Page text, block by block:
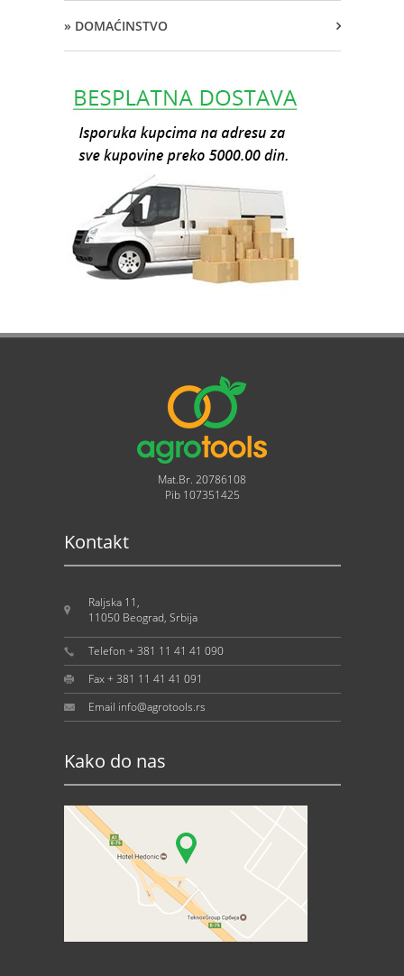
» DOMAĆINSTVO
Mat.Br. 20786108
Pib 107351425
Kontakt
Raljska 11,
11050 Beograd, Srbija
Telefon + 381 11 41 41 090
Fax + 381 11 41 41 091
Email info@agrotools.rs
Kako do nas